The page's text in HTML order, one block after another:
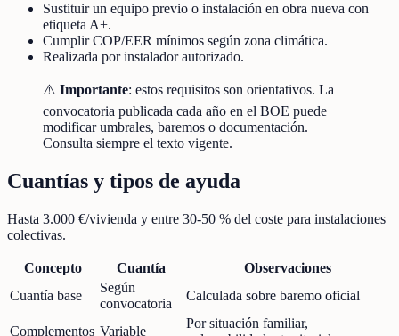
Sustituir un equipo previo o instalación en obra nueva con
etiqueta A+.
Cumplir COP/EER mínimos según zona climática.
Realizada por instalador autorizado.
⚠️ Importante: estos requisitos son orientativos. La
convocatoria publicada cada año en el BOE puede
modificar umbrales, baremos o documentación.
Consulta siempre el texto vigente.
Cuantías y tipos de ayuda
Hasta 3.000 €/vivienda y entre 30-50 % del coste para instalaciones
colectivas.
Concepto Cuantía
Observaciones
Cuantía base
Según
convocatoria
Calculada sobre baremo oficial
Complementos Variable
Por situación familiar,